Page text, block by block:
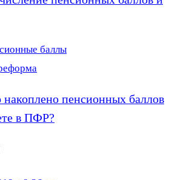
накоплено пенсионных баллов
в ПФР?